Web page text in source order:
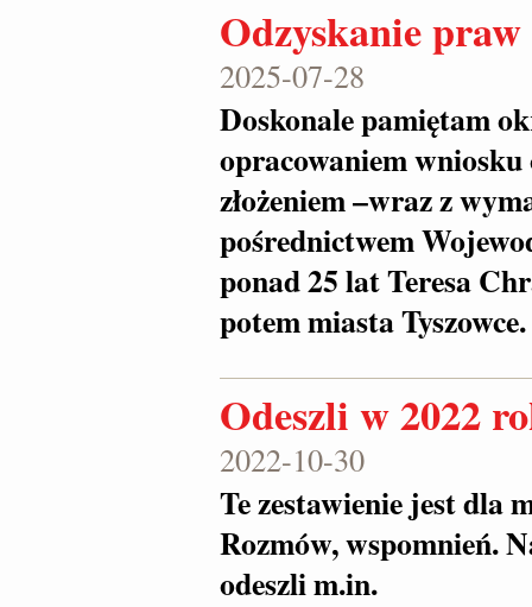
Odzyskanie
2025-07-28
Doskonale pamiętam
opracowaniem
złożeniem –wraz z
pośrednictwem
ponad 25 lat Teresa
potem miasta
Odeszli w 2022
2022-10-30
Te zestawienie jest dla
Rozmów, wspomnień.
odeszli m.in.